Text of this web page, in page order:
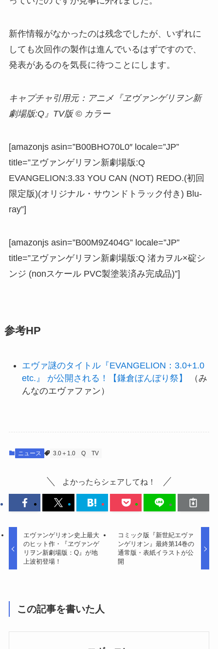
新作情報がなかったのは残念でしたが、いずれに
しても次回作の製作は進んでいるはずですので、
発表があるのを気長に待つことにします。
キャプチャ引用元：アニメ『ヱヴァンゲリヲン新
劇場版:Q』TV版 © カラー
[amazonjs asin=”B00BHO70L0″ locale=”JP”
title=”ヱヴァンゲリヲン新劇場版:Q
EVANGELION:3.33 YOU CAN (NOT) REDO.(初回
限定版)(オリジナル・サウンドトラック付き) Blu-
ray”]
[amazonjs asin=”B00M9Z404G” locale=”JP”
title=”ヱヴァンゲリヲン新劇場版:Q 渚カヲル×碇シ
ンジ (nonスケール PVC製塗装済み完成品)”]
参考HP
エヴァ謎のタイトル『EVANGELION：3.0+1.0
etc.』 が公開される！【鎌倉ぼんぼり祭】
（み
んなのエヴァファン）
ニュース 3.0＋1.0 Q TV
よかったらシェアしてね！
エヴァンゲリオン史上最大
のヒット作・『ヱヴァンゲ
リヲン新劇場版：Q』が地
上波初登場！
コミック版『新世紀エヴァ
ンゲリオン』最終第14巻の
通常版・表紙イラストが公
開
この記事を書いた人